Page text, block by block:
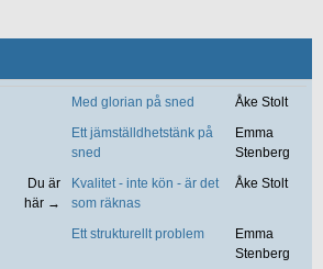
Med glorian på sned
Åke Stolt
Ett jämställdhetstänk på
sned
Emma
Stenberg
Du är
här →
Kvalitet - inte kön - är det
som räknas
Åke Stolt
Ett strukturellt problem
Emma
Stenberg